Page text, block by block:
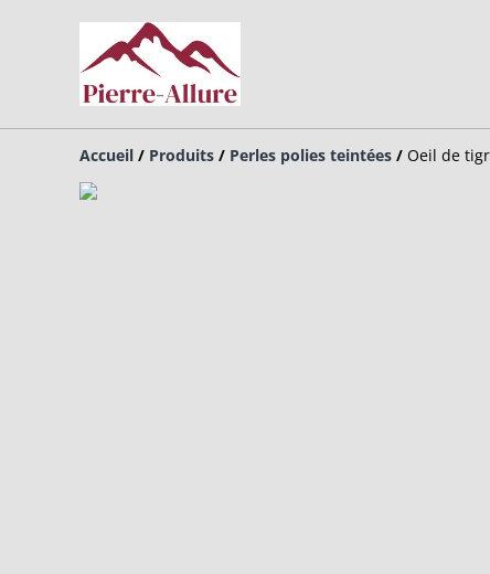
Accueil / Produits / Perles polies teintées / Oeil de